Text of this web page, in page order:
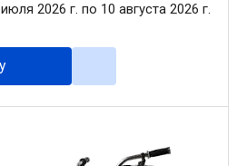
2026 г. по 10 августа 2026 г.